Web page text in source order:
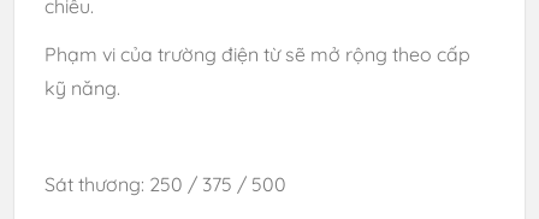
chiêu.
Phạm vi của trường điện từ sẽ mở rộng theo cấp
kỹ năng.
Sát thương: 250 / 375 / 500